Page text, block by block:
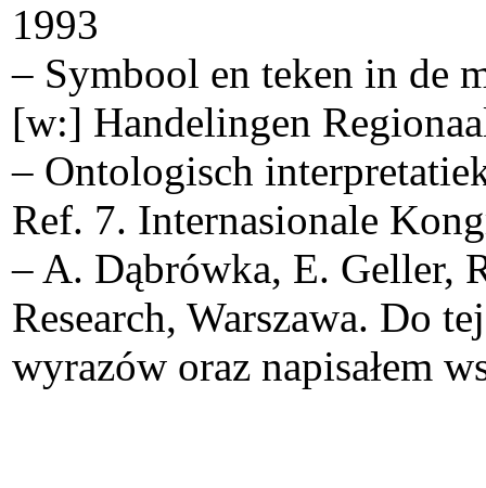
1993
– Symbool en teken in de
[w:] Handelingen
– Ontologisch
Ref. 7. Internasionale
– A. Dąbrówka, E. Geller,
Research, Warszawa. Do
wyrazów oraz napisałem